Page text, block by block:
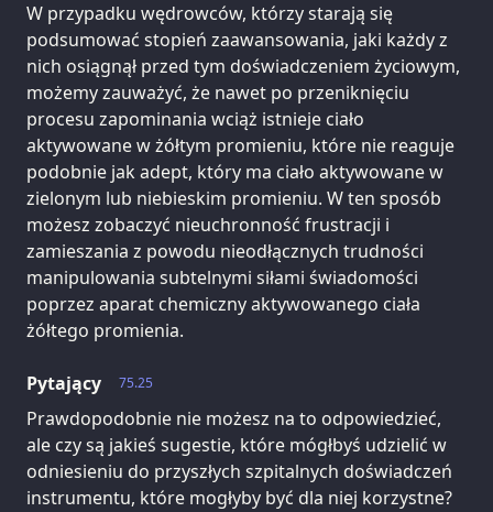
W przypadku wędrowców, którzy starają się
podsumować stopień zaawansowania, jaki każdy z
nich osiągnął przed tym doświadczeniem życiowym,
możemy zauważyć, że nawet po przeniknięciu
procesu zapominania wciąż istnieje ciało
aktywowane w żółtym promieniu, które nie reaguje
podobnie jak adept, który ma ciało aktywowane w
zielonym lub niebieskim promieniu. W ten sposób
możesz zobaczyć nieuchronność frustracji i
zamieszania z powodu nieodłącznych trudności
manipulowania subtelnymi siłami świadomości
poprzez aparat chemiczny aktywowanego ciała
żółtego promienia.
75.25
Pytający
Prawdopodobnie nie możesz na to odpowiedzieć,
ale czy są jakieś sugestie, które mógłbyś udzielić w
odniesieniu do przyszłych szpitalnych doświadczeń
instrumentu, które mogłyby być dla niej korzystne?